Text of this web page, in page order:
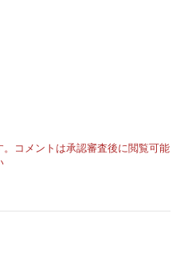
コメントは承認審査後に閲覧可能